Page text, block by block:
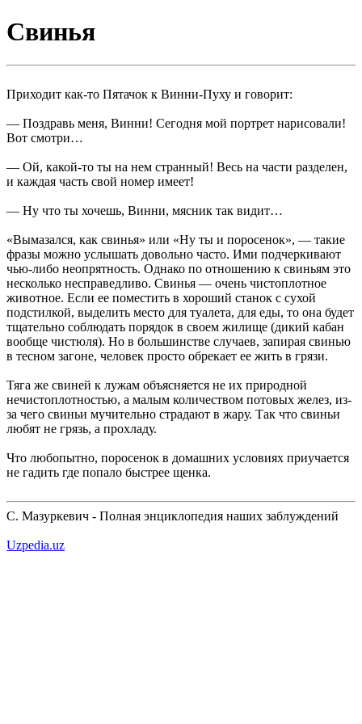
Свинья
Приходит как-то Пятачок к Винни-Пуху и говорит:
— Поздравь меня, Винни! Сегодня мой портрет нарисовали!
Вот смотри…
— Ой, какой-то ты на нем странный! Весь на части разделен,
и каждая часть свой номер имеет!
— Ну что ты хочешь, Винни, мясник так видит…
«Вымазался, как свинья» или «Ну ты и поросенок», — такие
фразы можно услышать довольно часто. Ими подчеркивают
чью-либо неопрятность. Однако по отношению к свиньям это
несколько несправедливо. Свинья — очень чистоплотное
животное. Если ее поместить в хороший станок с сухой
подстилкой, выделить место для туалета, для еды, то она будет
тщательно соблюдать порядок в своем жилище (дикий кабан
вообще чистюля). Но в большинстве случаев, запирая свинью
в тесном загоне, человек просто обрекает ее жить в грязи.
Тяга же свиней к лужам объясняется не их природной
нечистоплотностью, а малым количеством потовых желез, из-
за чего свиньи мучительно страдают в жару. Так что свиньи
любят не грязь, а прохладу.
Что любопытно, поросенок в домашних условиях приучается
не гадить где попало быстрее щенка.
С. Мазуркевич - Полная энциклопедия наших заблуждений
Uzpedia.uz